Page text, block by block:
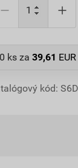
ks za 39,61 EUR
kód: